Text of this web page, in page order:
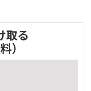
取る
）